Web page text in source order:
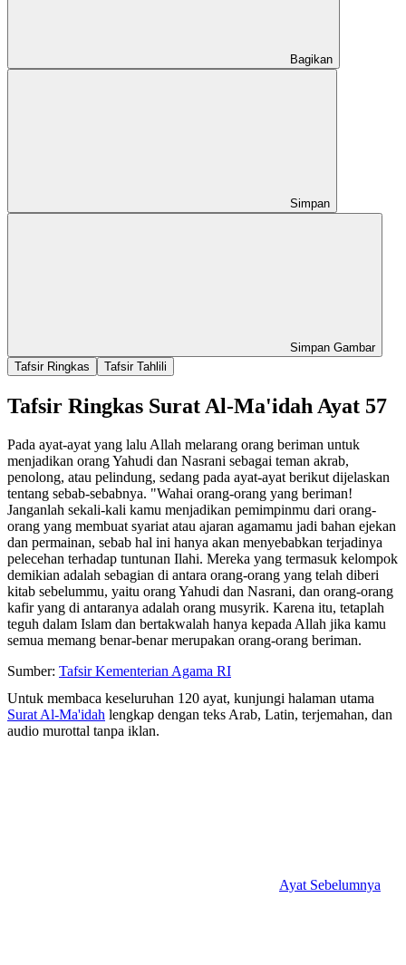
Bagikan
Simpan
Simpan Gambar
Tafsir Ringkas
Tafsir Tahlili
Tafsir Ringkas Surat Al-Ma'idah Ayat 57
Pada ayat-ayat yang lalu Allah melarang orang beriman untuk
menjadikan orang Yahudi dan Nasrani sebagai teman akrab,
penolong, atau pelindung, sedang pada ayat-ayat berikut dijelaskan
tentang sebab-sebabnya. "Wahai orang-orang yang beriman!
Janganlah sekali-kali kamu menjadikan pemimpinmu dari orang-
orang yang membuat syariat atau ajaran agamamu jadi bahan ejekan
dan permainan, sebab hal ini hanya akan menyebabkan terjadinya
pelecehan terhadap tuntunan Ilahi. Mereka yang termasuk kelompok
demikian adalah sebagian di antara orang-orang yang telah diberi
kitab sebelummu, yaitu orang Yahudi dan Nasrani, dan orang-orang
kafir yang di antaranya adalah orang musyrik. Karena itu, tetaplah
teguh dalam Islam dan bertakwalah hanya kepada Allah jika kamu
semua memang benar-benar merupakan orang-orang beriman.
Sumber: Tafsir Kementerian Agama RI
Untuk membaca keseluruhan 120 ayat, kunjungi halaman utama
Surat Al-Ma'idah lengkap dengan teks Arab, Latin, terjemahan, dan
audio murottal tanpa iklan.
Ayat Sebelumnya